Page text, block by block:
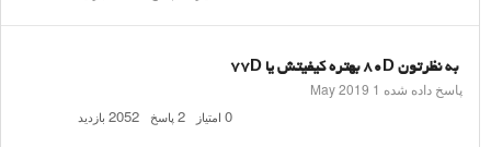
به نظرتون ۸۰D بهتره کیفیتش یا ۷۷D
پاسخ داده شده 1 May 2019
2052 بازدید 2 پاسخ 0 امتیاز